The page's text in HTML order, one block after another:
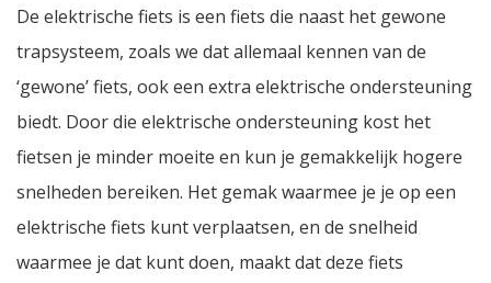
De elektrische fiets is een fiets die naast het gewone
trapsysteem, zoals we dat allemaal kennen van de
‘gewone’ fiets, ook een extra elektrische ondersteuning
biedt. Door die elektrische ondersteuning kost het
fietsen je minder moeite en kun je gemakkelijk hogere
snelheden bereiken. Het gemak waarmee je je op een
elektrische fiets kunt verplaatsen, en de snelheid
waarmee je dat kunt doen, maakt dat deze fiets